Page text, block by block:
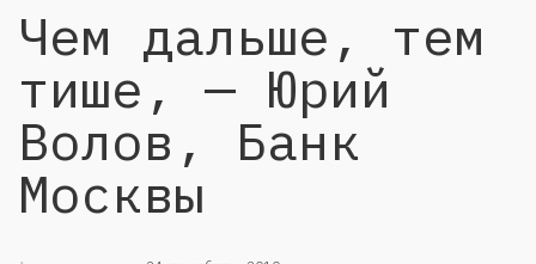
Чем дальше, тем
тише, — Юрий
Волов, Банк
Москвы